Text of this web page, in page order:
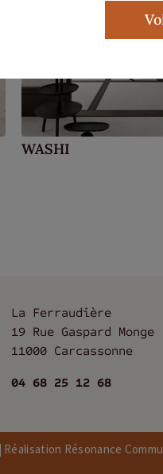
WASHI
La Ferraudière
19 Rue Gaspard Monge
11000 Carcassonne
04 68 25 12 68
| Réalisation Résonance